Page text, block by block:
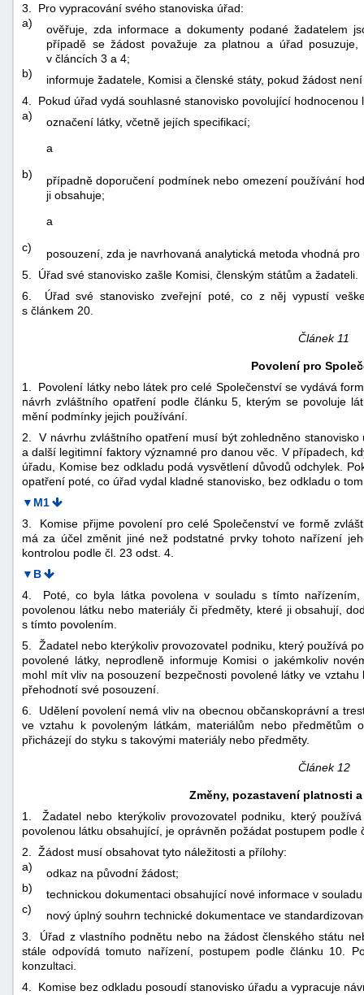
3. Pro vypracování svého stanoviska úřad:
a)
ověřuje, zda informace a dokumenty podané
případě se žádost považuje za platnou a úřad
v článcích 3 a 4;
b)
informuje žadatele, Komisi a členské státy, pokud žádost
4. Pokud úřad vydá souhlasné stanovisko povolující hodnocenou
a)
označení látky, včetně jejích specifikací;
a
b)
případně doporučení podmínek nebo omezení používání
ji obsahuje;
a
c)
posouzení, zda je navrhovaná analytická metoda vhodná
5. Úřad své stanovisko zašle Komisi, členským státům a žadateli.
6. Úřad své stanovisko zveřejní poté, co z něj vypustí
s článkem 20.
Článek 11
Povolení pro
1. Povolení látky nebo látek pro celé Společenství se vydává
návrh zvláštního opatření podle článku 5, kterým se povoluje
mění podmínky jejich používání.
2. V návrhu zvláštního opatření musí být zohledněno
a další legitimní faktory významné pro danou věc. V případech,
úřadu, Komise bez odkladu podá vysvětlení důvodů odchylek.
opatření poté, co úřad vydal kladné stanovisko, bez odkladu o
▼M1
3. Komise přijme povolení pro celé Společenství ve formě
má za účel změnit jiné než podstatné prvky tohoto nařízení
kontrolou podle čl. 23 odst. 4.
▼B
4. Poté, co byla látka povolena v souladu s tímto nařízením,
povolenou látku nebo materiály či předměty, které ji obsahují,
s tímto povolením.
5. Žadatel nebo kterýkoliv provozovatel podniku, který používá
povolené látky, neprodleně informuje Komisi o jakémkoliv
mohl mít vliv na posouzení bezpečnosti povolené látky ve
přehodnotí své posouzení.
6. Udělení povolení nemá vliv na obecnou občanskoprávní a
ve vztahu k povoleným látkám, materiálům nebo předmětům
přicházejí do styku s takovými materiály nebo předměty.
Článek 12
Změny, pozastavení platnosti
1. Žadatel nebo kterýkoliv provozovatel podniku, který
povolenou látku obsahující, je oprávněn požádat postupem
2. Žádost musí obsahovat tyto náležitosti a přílohy:
a)
odkaz na původní žádost;
b)
technickou dokumentaci obsahující nové informace v
c)
nový úplný souhrn technické dokumentace ve
3. Úřad z vlastního podnětu nebo na žádost členského státu
stále odpovídá tomuto nařízení, postupem podle článku 10.
konzultaci.
4. Komise bez odkladu posoudí stanovisko úřadu a vypracuje